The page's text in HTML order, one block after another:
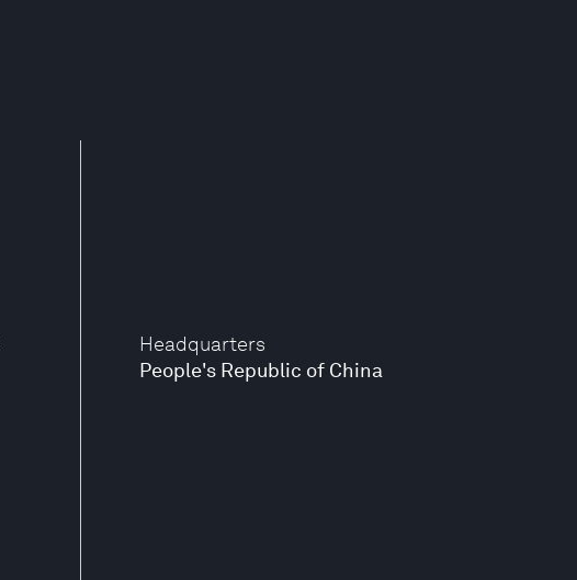
Headquarters
People's Republic of China